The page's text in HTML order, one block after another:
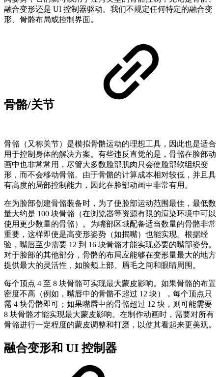
融合变形还是 UI 控制器驱动。我们不规定任何特定的融合变
形、骨骼布局或控制界面。
骨骼/关节
骨骼（又称关节）是模拟骨骼运动的理想工具，因此也是适合
用于控制身体的解决方案。有些违反直觉的是，骨骼在脸部动
画中也非常常用，尽管大多数脸部肌肉只会使脸部软组织变
形，而不会移动骨骼。由于骨骼的计算成本相对较低，并且具
有高度的局部控制能力，因此在脸部动画中非常有用。
在为脸部创建骨骼装备时，为了使脸部运动范围最佳，最低数
量大约是 100 块骨骼（在浏览器等资源有限的渲染环境中可以
使用更少数量的骨骼）。为嘴部区域配备适当数量的骨骼非常
重要，这样即使是高变形姿势（如抿嘴）也能实现。根据经
验，嘴唇至少需要 12 到 16 块骨骼才能实现必要的嘴部姿势。
对于脸部的其他部分，骨骼的布局应能够在变形量最大的地方
提供最大的灵活性，如脸颊上部、眉毛之间和眼睛周围。
每个顶点 4 至 8 块骨骼可实现最大蒙皮影响。如果骨骼的布置
密度不高（例如，嘴唇中的骨骼不超过 12 块），每个顶点只
需 4 块骨骼即可；如果嘴唇中的骨骼超过 12 块，则可能需要
8 块骨骼才能实现最大蒙皮影响。在制作动画时，需要对所有
骨骼进行一定程度的蒙皮调整和打磨，以使其看起来更美观。
融合变形和 UI 控制器